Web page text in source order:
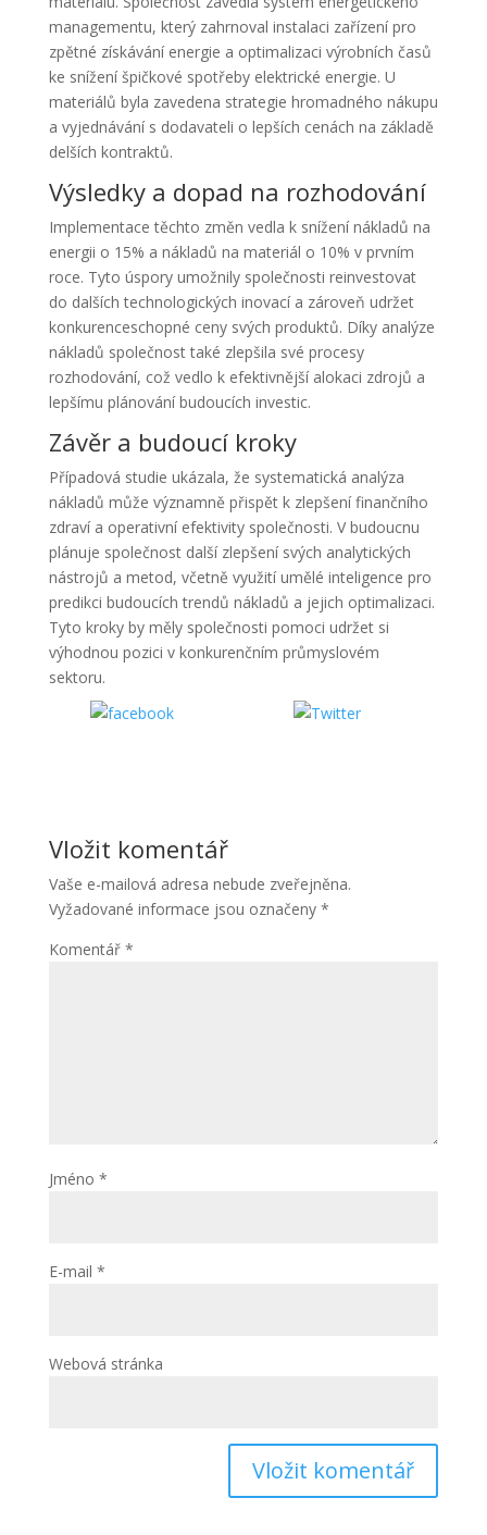
managementu, který zahrnoval instalaci zařízení pro
zpětné získávání energie a optimalizaci výrobních časů
ke snížení špičkové spotřeby elektrické energie. U
materiálů byla zavedena strategie hromadného nákupu
a vyjednávání s dodavateli o lepších cenách na základě
delších kontraktů.
Výsledky a dopad na rozhodování
Implementace těchto změn vedla k snížení nákladů na
energii o 15% a nákladů na materiál o 10% v prvním
roce. Tyto úspory umožnily společnosti reinvestovat
do dalších technologických inovací a zároveň udržet
konkurenceschopné ceny svých produktů. Díky analýze
nákladů společnost také zlepšila své procesy
rozhodování, což vedlo k efektivnější alokaci zdrojů a
lepšímu plánování budoucích investic.
Závěr a budoucí kroky
Případová studie ukázala, že systematická analýza
nákladů může významně přispět k zlepšení finančního
zdraví a operativní efektivity společnosti. V budoucnu
plánuje společnost další zlepšení svých analytických
nástrojů a metod, včetně využití umělé inteligence pro
predikci budoucích trendů nákladů a jejich optimalizaci.
Tyto kroky by měly společnosti pomoci udržet si
výhodnou pozici v konkurenčním průmyslovém
sektoru.
Vložit komentář
Vaše e-mailová adresa nebude zveřejněna.
Vyžadované informace jsou označeny *
Komentář *
Jméno *
E-mail *
Webová stránka